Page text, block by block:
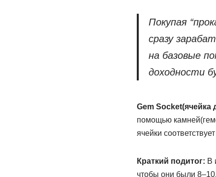
Покупая
сразу
на базовые
доходности
Gem Socket(ячейка
помощью
ячейки
Краткий подитог: В
чтобы они были